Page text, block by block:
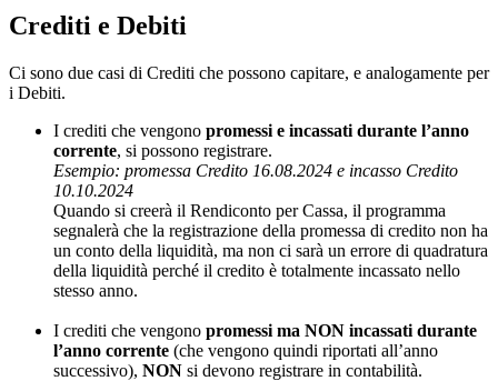
Crediti e Debiti
Ci sono due casi di Crediti che possono capitare, e analogamente per
i Debiti.
I crediti che vengono promessi e incassati durante l’anno
corrente, si possono registrare.
Esempio: promessa Credito 16.08.2024 e incasso Credito
10.10.2024
Quando si creerà il Rendiconto per Cassa, il programma
segnalerà che la registrazione della promessa di credito non ha
un conto della liquidità, ma non ci sarà un errore di quadratura
della liquidità perché il credito è totalmente incassato nello
stesso anno.
I crediti che vengono promessi ma NON incassati durante
l’anno corrente (che vengono quindi riportati all’anno
successivo), NON si devono registrare in contabilità.